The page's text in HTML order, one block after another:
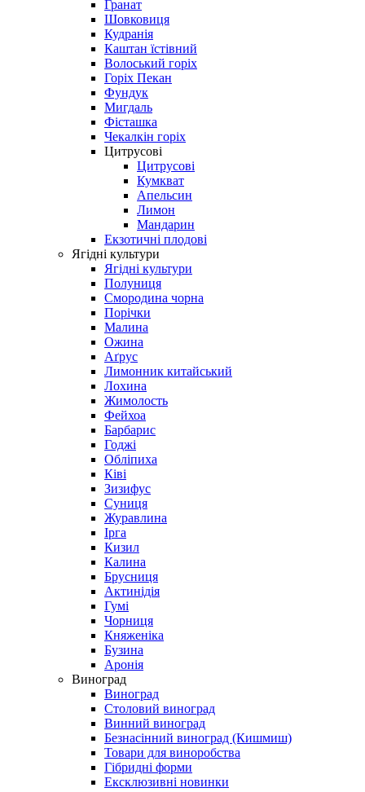
Гранат
Шовковиця
Кудранія
Каштан їстівний
Волоський горіх
Горіх Пекан
Фундук
Мигдаль
Фісташка
Чекалкін горіх
Цитрусові
Цитрусові
Кумкват
Апельсин
Лимон
Мандарин
Екзотичні плодові
Ягідні культури
Ягідні культури
Полуниця
Смородина чорна
Порічки
Малина
Ожина
Аґрус
Лимонник китайський
Лохина
Жимолость
Фейхоа
Барбарис
Годжі
Обліпиха
Ківі
Зизифус
Суниця
Журавлина
Ірга
Кизил
Калина
Брусниця
Актинідія
Гумі
Чорниця
Княженіка
Бузина
Аронія
Виноград
Виноград
Столовий виноград
Винний виноград
Безнасінний виноград (Кишмиш)
Товари для виноробства
Гібридні форми
Ексклюзивні новинки